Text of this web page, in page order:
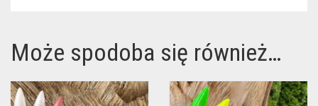
Może spodoba się również…